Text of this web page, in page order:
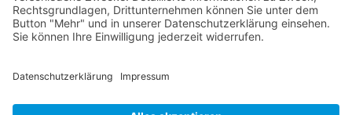
Antauchen 2017 – Liefrange Luxembourg
Kurz vor Weihnachten war die Idee geboren: Lasst uns mal wieder
war nicht gerade riesig und mit Erkältung brach auch noch ein